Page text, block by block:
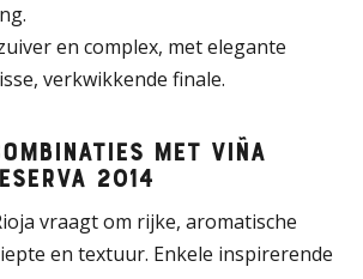
en complex, met elegante
verkwikkende finale.
met Viña
2014
vraagt om rijke, aromatische
en textuur. Enkele inspirerende